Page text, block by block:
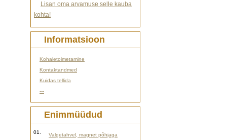
Lisan oma arvamuse selle kauba
kohta!
Informatsioon
Kohaletoimetamine
Kontaktandmed
Kuidas tellida
---
Enimmüüdud
01.
Valgetahvel, magnet põhjaga